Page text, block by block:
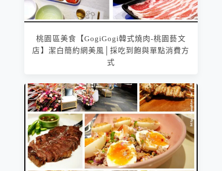
桃園區美食【GogiGogi韓式燒肉-桃園藝文
店】潔白簡約網美風│採吃到飽與單點消費方
式